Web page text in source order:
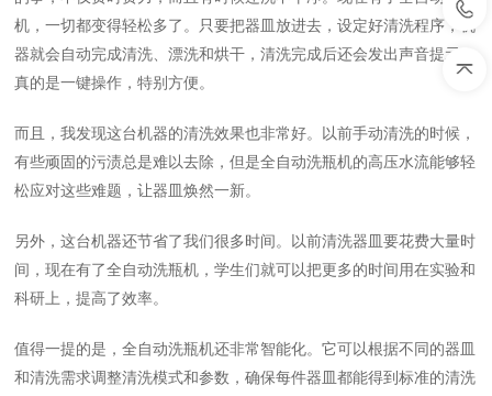
机，一切都变得轻松多了。只要把器皿放进去，设定好清洗程序，机
器就会自动完成清洗、漂洗和烘干，清洗完成后还会发出声音提示，
真的是一键操作，特别方便。
而且，我发现这台机器的清洗效果也非常好。以前手动清洗的时候，
有些顽固的污渍总是难以去除，但是全自动洗瓶机的高压水流能够轻
松应对这些难题，让器皿焕然一新。
另外，这台机器还节省了我们很多时间。以前清洗器皿要花费大量时
间，现在有了全自动洗瓶机，学生们就可以把更多的时间用在实验和
科研上，提高了效率。
值得一提的是，全自动洗瓶机还非常智能化。它可以根据不同的器皿
和清洗需求调整清洗模式和参数，确保每件器皿都能得到标准的清洗